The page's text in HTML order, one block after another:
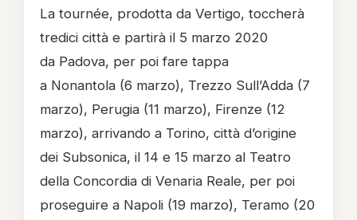
La tournée, prodotta da Vertigo, toccherà
tredici città e partirà il 5 marzo 2020
da Padova, per poi fare tappa
a Nonantola (6 marzo), Trezzo Sull’Adda (7
marzo), Perugia (11 marzo), Firenze (12
marzo), arrivando a Torino, città d’origine
dei Subsonica, il 14 e 15 marzo al Teatro
della Concordia di Venaria Reale, per poi
proseguire a Napoli (19 marzo), Teramo (20